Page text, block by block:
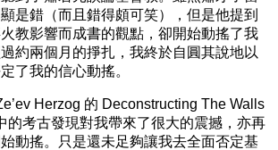
是錯（而且錯得頗可笑），但是他提到
教影響而成書的觀點，卻開始動搖了我
約兩個月的掙扎，我終於自圓其說地以
了我的信心動搖。
Herzog 的 Deconstructing The Walls
的考古發現對我帶來了很大的震撼，亦再
動搖。只是還未足夠讓我去全面否定基